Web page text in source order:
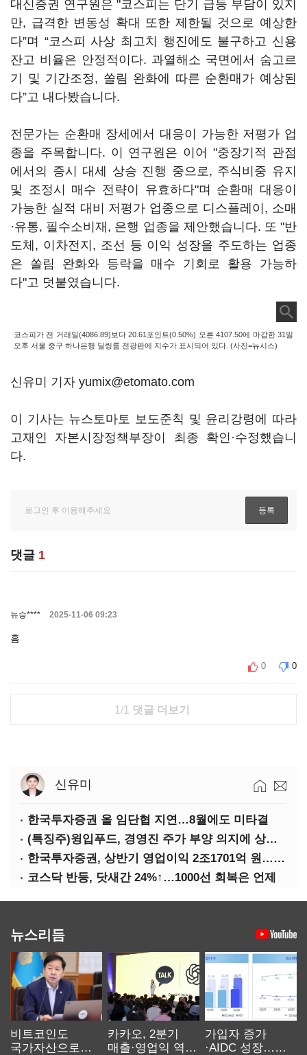
대신증권 연구원은 "코스피는 단기 급등 부담이 있지
만, 급격한 변동성 확대 또한 제한될 것으로 예상한
다”며 “코스피 사상 최고치 행진에도 불구하고 신용
잔고 비율은 안정적이다. 과열해소 국면에서 숨고르
기 및 기간조정, 쏠림 완화에 따른 순환매가 예상된
다”고 내다봤습니다.
전문가는 순환매 장세에서 대응이 가능한 저평가 업
종을 주목합니다. 이 연구원은 이어 "중장기적 관점
에서의 증시 대세 상승 진행 중으로, 주식비중 유지
및 조정시 매수 전략이 유효하다"며 순환매 대응이
가능한 실적 대비 저평가 업종으로 디스플레이, 소매
·유통, 필수소비재, 은행 업종을 제안했습니다. 또 "반
도체, 이차전지, 조선 등 이익 성장을 주도하는 업종
은 쏠림 완화와 등락을 매수 기회로 활용 가능하
다"고 덧붙였습니다.
코스피가 전 거래일(4086.89)보다 20.61포인트(0.50%) 오른 4107.50에 마감한 31일
오후 서울 중구 하나은행 딜링룸 전광판에 지수가 표시되어 있다. (사진=뉴시스)
신유미 기자 yumix@etomato.com
이 기사는 뉴스토마토 보도준칙 및 윤리강령에 따라
고재인 자본시장정책부장이 최종 확인·수정했습니
다.
댓글 1
뉴승**** 2025-11-06 09:23
흠
0 0
1/1 댓글 더보기
신유미
한국투자증권 올 임단협 지연…8월에도 미타결
(특징주)윙입푸드, 경영진 주가 부양 의지에 상한가
한국투자증권, 상반기 영업이익 2조1701억 원… 전년비 89.1%↑
코스닥 반등, 닷새간 24%↑…1000선 회복은 언제
뉴스리듬
비트코인도
국가자산으로…'
카카오, 2분기
매출·영업익 역대
가입자 증가
·AIDC 성장…